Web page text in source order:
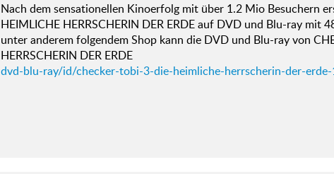
Nach dem sensationellen Kinoerfolg mit über 1.2 Mio Besuchern
HEIMLICHE HERRSCHERIN DER ERDE auf DVD und Blu-ray mit
unter anderem folgendem Shop kann die DVD und Blu-ray von
HERRSCHERIN DER ERDE
dvd-blu-ray/id/checker-tobi-3-die-heimliche-herrscherin-der-